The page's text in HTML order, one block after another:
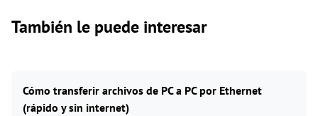
También le puede interesar
Cómo transferir archivos de PC a PC por Ethernet
(rápido y sin internet)